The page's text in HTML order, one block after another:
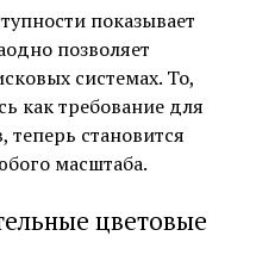
показывает
позволяет
системах. То,
как требование для
теперь становится
масштаба.
цветовые